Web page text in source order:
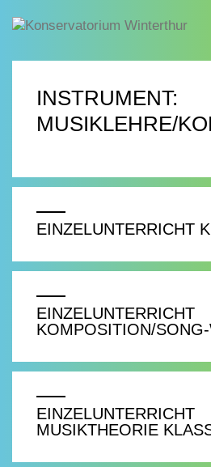
INSTRUMENT:
MUSIKLEHRE/
EINZELUNTERRICHT
EINZELUNTERRICHT
KOMPOSITION/
EINZELUNTERRICHT
MUSIKTHEORIE